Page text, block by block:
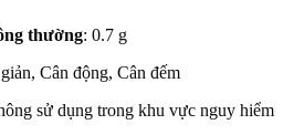
thường: 0.7 g
Cân động, Cân đếm
sử dụng trong khu vực nguy hiểm